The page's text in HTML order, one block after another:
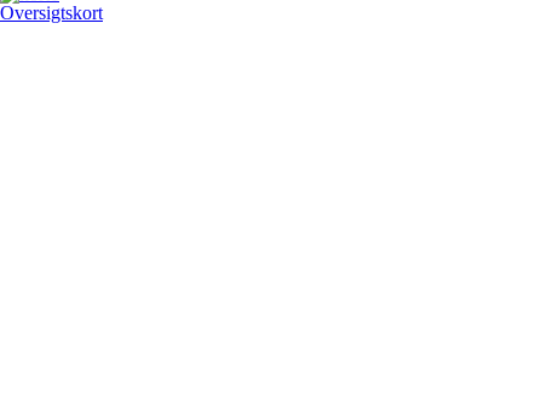
Oversigtskort